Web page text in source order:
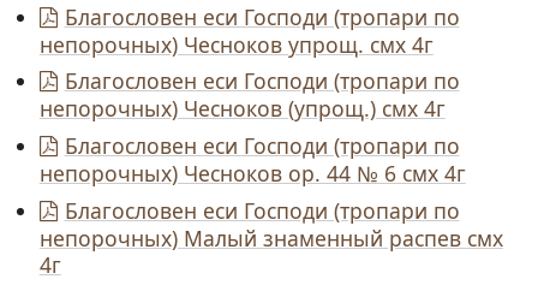
Благословен еси Господи (тропари по
непорочных) Чесноков упрощ. смх 4г
Благословен еси Господи (тропари по
непорочных) Чесноков (упрощ.) смх 4г
Благословен еси Господи (тропари по
непорочных) Чесноков ор. 44 № 6 смх 4г
Благословен еси Господи (тропари по
непорочных) Малый знаменный распев смх
4г